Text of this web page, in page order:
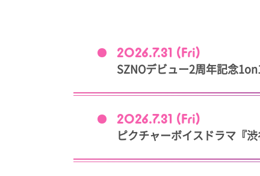
2026.7.31 (Fri)
SZNOデビュー2周年記念
2026.7.31 (Fri)
ピクチャーボイスドラマ『